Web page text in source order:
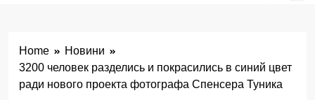
Home
Новини
3200 человек разделись и покрасились в синий цвет
ради нового проекта фотографа Спенсера Туника